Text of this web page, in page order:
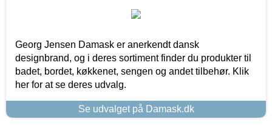
Georg Jensen Damask er anerkendt dansk
designbrand, og i deres sortiment finder du produkter til
badet, bordet, køkkenet, sengen og andet tilbehør. Klik
her for at se deres udvalg.
Se udvalget på Damask.dk